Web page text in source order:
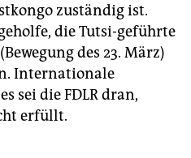
zuständig ist.
die Tutsi-geführte
des 23. März)
Internationale
sei die FDLR dran,
erfüllt.